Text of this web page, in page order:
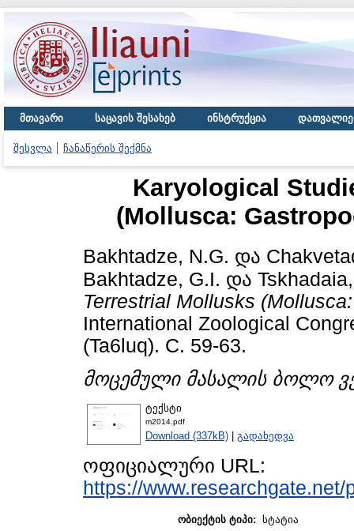
მთავარი საცავის შესახებ ინსტრუქცია
შესვლა ჩანაწერის შექმნა
Karyological
(Mollusca:
Bakhtadze, N.G. და
Bakhtadze, G.I. და
Terrestrial Mollusks
International Zoological
(Ta6luq). С. 59-63.
მოცემული მასალის ბოლო
ტექსტი
m2014.pdf
Download (337kB) გადახედვა
ოფიციალური URL:
https://
ობიექტის ტიპი: სტატია